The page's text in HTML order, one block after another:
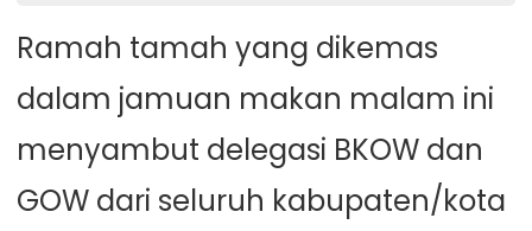
Ramah tamah yang dikemas
dalam jamuan makan malam ini
menyambut delegasi BKOW dan
GOW dari seluruh kabupaten/kota